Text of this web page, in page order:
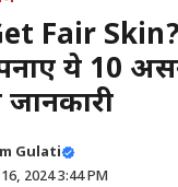
Fair Skin?
ये 10
Gulati
2024 3:44 PM